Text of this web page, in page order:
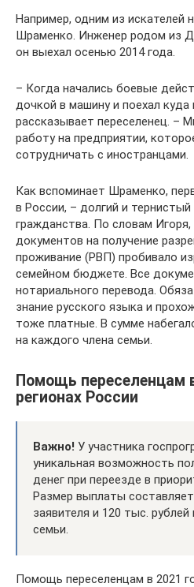
Например, одним из искателей
Шраменко. Инженер родом из
он выехал осенью 2014 года.
– Когда начались боевые
дочкой в машину и поехал куда
рассказывает переселенец. –
работу на предприятии,
сотрудничать с иностранцами.
Как вспоминает Шраменко,
в России, – долгий и тернистый
гражданства. По словам
документов на получение
проживание (РВП) пробивало
семейном бюджете. Все
нотариального перевода.
знание русского языка и
тоже платные. В сумме
на каждого члена семьи.
Помощь переселенцам
регионах России
Важно! У участника
уникальная возможность
денег при переезде в
Размер выплаты
заявителя и 120 тыс.
семьи.
Помощь переселенцам в 2021